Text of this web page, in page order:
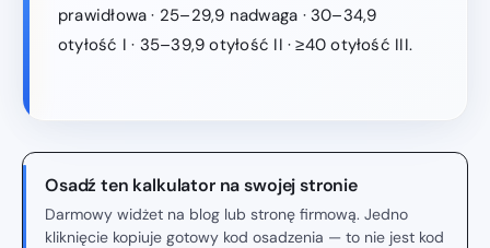
prawidłowa · 25–29,9 nadwaga · 30–34,9
otyłość I · 35–39,9 otyłość II · ≥40 otyłość III.
Osadź ten kalkulator na swojej stronie
Darmowy widżet na blog lub stronę firmową. Jedno
kliknięcie kopiuje gotowy kod osadzenia — to nie jest kod